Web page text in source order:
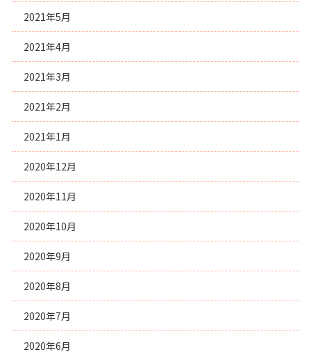
2021年5月
2021年4月
2021年3月
2021年2月
2021年1月
2020年12月
2020年11月
2020年10月
2020年9月
2020年8月
2020年7月
2020年6月